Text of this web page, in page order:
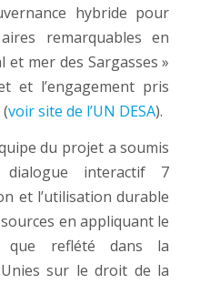
hybride pour
remarquables en
mer des Sargasses »
et l’engagement pris
voir site de l’UN DESA).
du projet a soumis
interactif 7
et l’utilisation durable
en appliquant le
que reflété dans la
sur le droit de la